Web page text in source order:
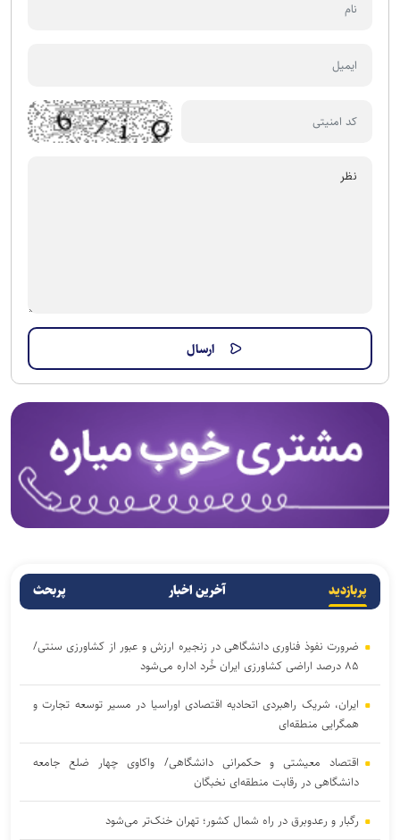
پربازدید آخرین اخبار پربحث
ضرورت نفوذ فناوری دانشگاهی در زنجیره ارزش و عبور از کشاورزی سنتی/
۸۵ درصد اراضی کشاورزی ایران خُرد اداره می‌شود
ایران، شریک راهبردی اتحادیه اقتصادی اوراسیا در مسیر توسعه تجارت و
همگرایی منطقه‌ای
اقتصاد معیشتی و حکمرانی دانشگاهی/ واکاوی چهار ضلع جامعه
دانشگاهی در رقابت منطقه‌ای نخبگان
رگبار و رعدوبرق در راه شمال کشور؛ تهران خنک‌تر می‌شود